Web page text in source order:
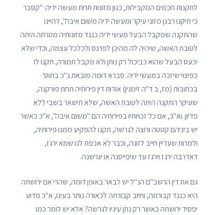
לתקנות חכמים המקבילות, כגון מזונות תחת מעשה ידיה: "קסבר
כי תיקנו רבנן מזוני עיקר ומעשה ידיה משום איבה", דהיינו
שהתקנה שמקבל הבעל מעשי ידיה כנגד מזונותיה מטרתה היתה
לטובת האשה, שיהיה לה מהיכן לפרנס ולכלכל עצמה, וכדי שלא
יכעס הבעל שהוא כביכול רק נותן ולא מקבל תמורה, תקנו לו
כפיצוי שיזכה במעשי ידיה. סברא דומה מובאת ג"כ בתוס'
בכתובות (מז, ב ד"ה זימנין) אודות דין פירותיה תחת פורקנה,
שעיקר התקנה היתה לטובת האשה, שלא תישאר בשבי ללא
פדיון. וא"כ, אם כל זכויותיו בפירותיה הם "משום איבה", א"כ כאשר
יש ביניהם קטטה ורוצה לגרשה, תקנו להפקיע ממנו פירותיה,
ולמרות שעדיין חייב לזונה, וכבר לא אכפת לנו שמא ירגז,
דאדרבה ירגז וירגז עד שיפייסנה או יגרשנה.
גם את דין הרשב"ם הנ"ל יש לבאר באופן דומה, שהרי אם ירושתה
היא כנגד קבורתה, וחיוב קבורתה לכאורה נותר בעינו, א"כ מדוע
יפסיד ירושתה כאשר רק נתן עיניו לגרשה? אלא יש לומר כמו